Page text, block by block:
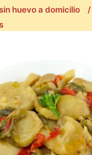
huevo a domicilio